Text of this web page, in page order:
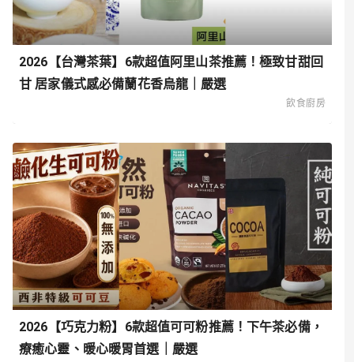
2026【台灣茶葉】6款超值阿里山茶推薦！極致甘甜回
甘 居家儀式感必備蘭花香烏龍｜嚴選
飲食廚房
2026【巧克力粉】6款超值可可粉推薦！下午茶必備，
療癒心靈、暖心暖胃首選｜嚴選